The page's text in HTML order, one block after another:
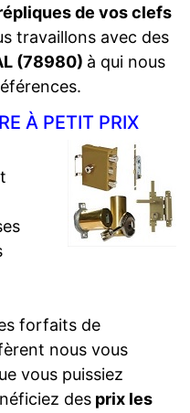
de vos clefs
travaillons avec des
(78980) à qui nous
À PETIT PRIX
forfaits de
nous vous
vous puissiez
des prix les